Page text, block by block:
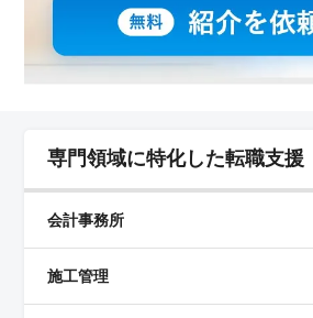
専門領域に特化した転職支援
会計事務所
施工管理